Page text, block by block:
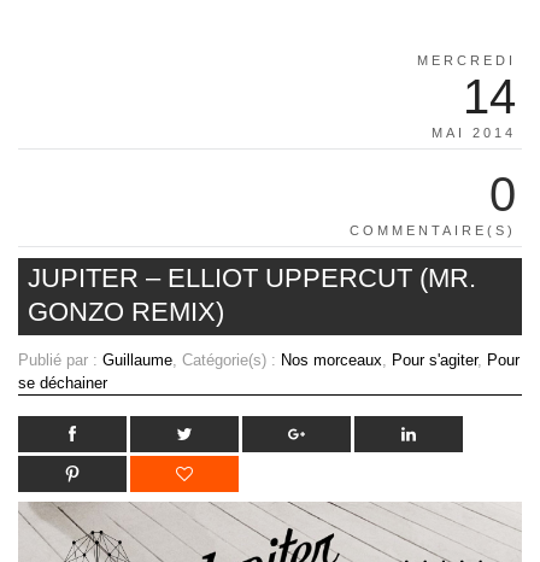
MERCREDI
14
MAI 2014
0
COMMENTAIRE(S)
JUPITER – ELLIOT UPPERCUT (MR.
GONZO REMIX)
Publié par : Guillaume, Catégorie(s) : Nos morceaux, Pour s'agiter, Pour
se déchainer